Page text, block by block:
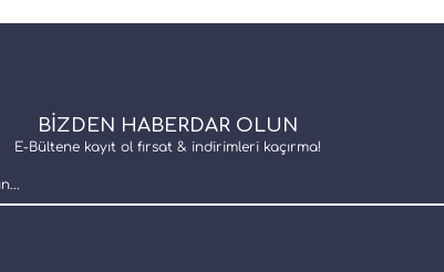
BİZDEN HABERDAR OLUN
E-Bültene kayıt ol fırsat & indirimleri kaçırma!